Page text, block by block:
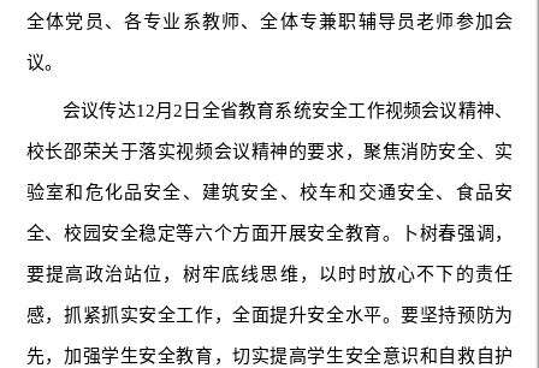
全体党员、各专业系教师、全体专兼职辅导员老师参加会
议。
会议传达12月2日全省教育系统安全工作视频会议精神、
校长邵荣关于落实视频会议精神的要求，聚焦消防安全、实
验室和危化品安全、建筑安全、校车和交通安全、食品安
全、校园安全稳定等六个方面开展安全教育。卜树春强调，
要提高政治站位，树牢底线思维，以时时放心不下的责任
感，抓紧抓实安全工作，全面提升安全水平。要坚持预防为
先，加强学生安全教育，切实提高学生安全意识和自救自护